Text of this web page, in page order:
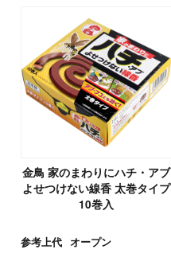
金鳥 家のまわりにハチ・アブ
よせつけない線香 太巻タイプ
10巻入
参考上代 オープン